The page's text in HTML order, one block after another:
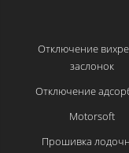
Отключение
заслонок
Отключение
Motorsoft
Прошивка